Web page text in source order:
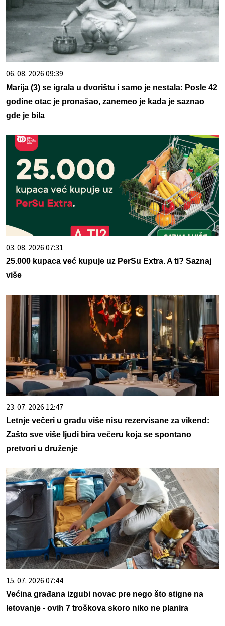
06. 08. 2026 09:39
Marija (3) se igrala u dvorištu i samo je nestala: Posle 42
godine otac je pronašao, zanemeo je kada je saznao
gde je bila
03. 08. 2026 07:31
25.000 kupaca već kupuje uz PerSu Extra. A ti? Saznaj
više
23. 07. 2026 12:47
Letnje večeri u gradu više nisu rezervisane za vikend:
Zašto sve više ljudi bira večeru koja se spontano
pretvori u druženje
15. 07. 2026 07:44
Većina građana izgubi novac pre nego što stigne na
letovanje - ovih 7 troškova skoro niko ne planira